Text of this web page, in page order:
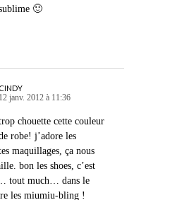
🙂
CINDY
12 janv. 2012 à 11:36
chouette cette couleur
robe! j’adore les
maquillages, ça nous
bon les shoes, c’est
tout much… dans le
les miumiu-bling !